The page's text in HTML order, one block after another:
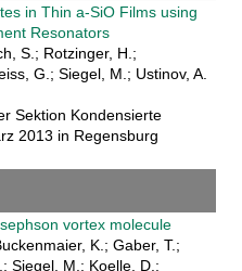
in Thin a-SiO Films using
Resonators
S.; Rotzinger, H.;
G.; Siegel, M.; Ustinov, A.
Sektion Kondensierte
2013 in Regensburg
vortex molecule
K.; Gaber, T.;
Siegel, M.; Koelle, D.;